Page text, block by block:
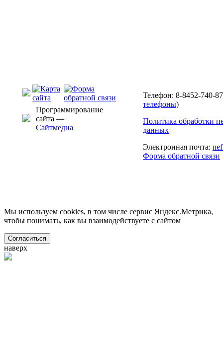
Программирование
сайта —
Сайтмедиа
Телефон: 8-8452-740-
телефоны)
Политика обработки
данных
Электронная почта:
Форма обратной связи
Мы используем cookies, в том числе сервис Яндекс.Метрика,
чтобы понимать, как вы взаимодействуете с сайтом
Согласиться
наверх